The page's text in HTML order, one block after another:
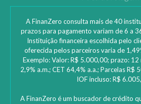
A FinanZero consulta mais de 40
prazos para pagamento variam de 6 a
Instituição financeira escolhida pelo
oferecida pelos parceiros varia de
Exemplo: Valor: R$ 5.000,00; prazo: 12
2,9% a.m.; CET 64,4% a.a.; Parcelas R$
IOF incluso: R$
A FinanZero é um buscador de crédito